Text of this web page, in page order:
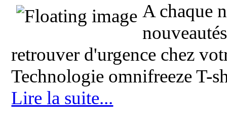
A chaque
retrouver d'urgence chez
Technologie omnifreeze T-
Lire la suite...